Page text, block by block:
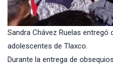
Sandra Chávez Ruelas entregó
adolescentes de Tlaxco.
Durante la entrega de